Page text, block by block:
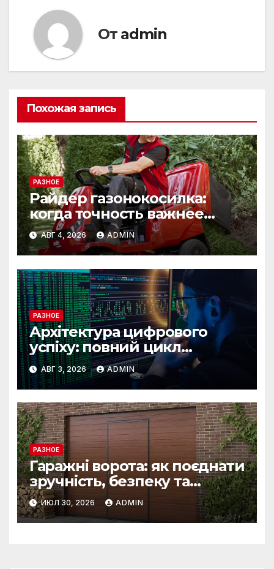
От admin
Похожая запись
РАЗНОЕ
Райдер газонокосилка:
когда точность важнее
скорости
АВГ 4, 2026 ADMIN
РАЗНОЕ
Архітектура цифрового
успіху: повний цикл
розробки від IST Group
АВГ 3, 2026 ADMIN
РАЗНОЕ
Гаражні ворота: як поєднати
зручність, безпеку та
довговічність
ИЮЛ 30, 2026 ADMIN